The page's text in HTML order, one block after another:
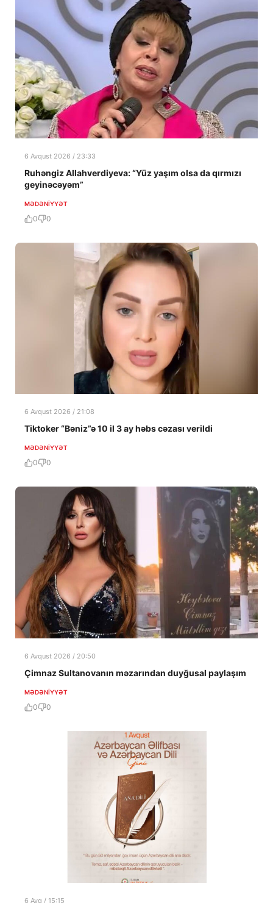
6 Avqust 2026 / 23:33
Ruhəngiz Allahverdiyeva: “Yüz yaşım olsa da qırmızı
geyinəcəyəm”
MƏDƏNIYYƏT
0 0
6 Avqust 2026 / 21:08
Tiktoker “Bəniz”ə 10 il 3 ay həbs cəzası verildi
MƏDƏNIYYƏT
0 0
6 Avqust 2026 / 20:50
Çimnaz Sultanovanın məzarından duyğusal paylaşım
MƏDƏNIYYƏT
0 0
6 Avq / 15:15